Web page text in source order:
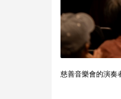
慈善音樂會的演奏